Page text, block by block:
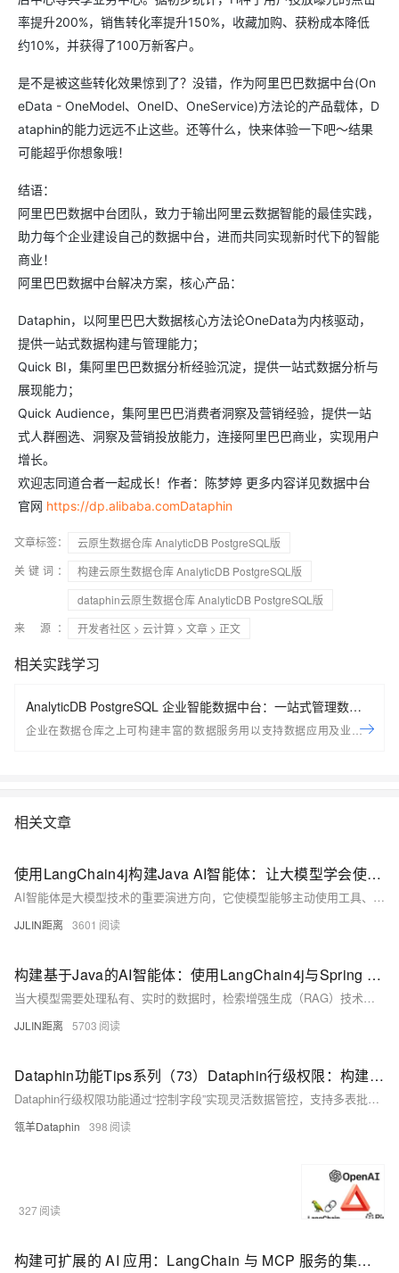
率提升200%，销售转化率提升150%，收藏加购、获粉成本降低
约10%，并获得了100万新客户。
是不是被这些转化效果惊到了？没错，作为阿里巴巴数据中台(On
eData - OneModel、OneID、OneService)方法论的产品载体，D
ataphin的能力远远不止这些。还等什么，快来体验一下吧～结果
可能超乎你想象哦！
结语：
阿里巴巴数据中台团队，致力于输出阿里云数据智能的最佳实践，
助力每个企业建设自己的数据中台，进而共同实现新时代下的智能
商业！
阿里巴巴数据中台解决方案，核心产品：
Dataphin，以阿里巴巴大数据核心方法论OneData为内核驱动，
提供一站式数据构建与管理能力；
Quick BI，集阿里巴巴数据分析经验沉淀，提供一站式数据分析与
展现能力；
Quick Audience，集阿里巴巴消费者洞察及营销经验，提供一站
式人群圈选、洞察及营销投放能力，连接阿里巴巴商业，实现用户
增长。
欢迎志同道合者一起成长！作者：陈梦婷 更多内容详见数据中台
官网 https://dp.alibaba.comDataphin
文章标签：
云原生数据仓库 AnalyticDB PostgreSQL版
关键词：
构建云原生数据仓库 AnalyticDB PostgreSQL版
dataphin云原生数据仓库 AnalyticDB PostgreSQL版
来 源：
开发者社区 > 云计算 > 文章 > 正文
相关实践学习
AnalyticDB PostgreSQL 企业智能数据中台：一站式管理数据
服务资产
企业在数据仓库之上可构建丰富的数据服务用以支持数据应用及业务场
相关文章
使用LangChain4j构建Java AI智能体：让大模型学会使用工具
AI智能体是大模型技术的重要演进方向，它使模型能够主动使用工具、与环境交互，以完成复杂任务。本文详细介绍如何在Java应用中，借助LangChain4j框架构建一个具备工具使用能力的AI智能体。我们将创建一个能够进行数学计算和实时信息查询的智能体，涵盖工具定义、智能体组装、记忆管理以及Spring Boot集成等关键步骤，并展示如何通过简单的对话界面与智能体交互。
JJLIN距离 3601
构建基于Java的AI智能体：使用LangChain4j与Spring AI实现RAG应用
当大模型需要处理私有、实时的数据时，检索增强生成（RAG）技术成为了核心解决方案。本文深入探讨如何在Java生态中构建具备RAG能力的AI智能体。我们将介绍新兴的Spring AI项目与成熟的LangChain4j框架，详细演示如何从零开始构建一个能够查询私有知识库的智能问答系统。内容涵盖文档加载与分块、向量数据库集成、语义检索以及与大模型的最终合成，并提供完整的代码实现，为Java开发者开启构建复杂AI智能体的大门。
JJLIN距离 5703
Dataphin功能Tips系列（73）Dataphin行级权限：构建灵活高效的权限管理体系
Dataphin行级权限功能通过“控制字段”实现灵活数据管控，支持多表批量绑定与动态授权，有效降低权限管理复杂度，提升数据安全性与管理效率。
瓴羊Dataphin 398
327
构建可扩展的 AI 应用：LangChain 与 MCP 服务的集成模式